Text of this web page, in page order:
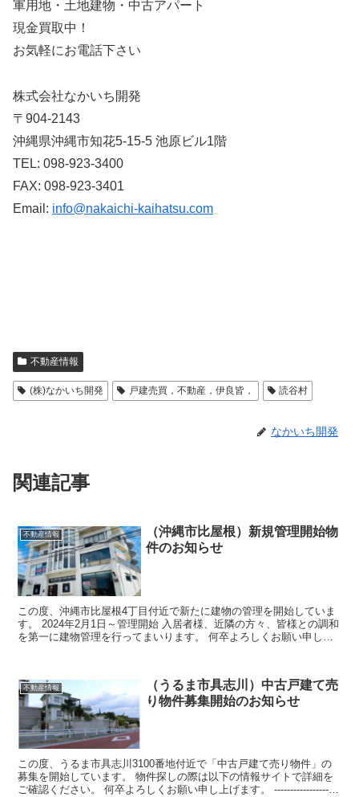
軍用地・土地建物・中古アパート
現金買取中！
お気軽にお電話下さい
株式会社なかいち開発
〒904-2143
沖縄県沖縄市知花5-15-5 池原ビル1階
TEL: 098-923-3400
FAX: 098-923-3401
Email: info@nakaichi-kaihatsu.com
不動産情報
(株)なかいち開発 戸建売買，不動産，伊良皆， 読谷村
なかいち開発
関連記事
不動産情報
（沖縄市比屋根）新規管理開始物
件のお知らせ
この度、沖縄市比屋根4丁目付近で新たに建物の管理を開始していま
す。 2024年2月1日～管理開始 入居者様、近隣の方々、皆様との調和
を第一に建物管理を行ってまいります。 何卒よろしくお願い申し上
不動産情報
（うるま市具志川）中古戸建て売
り物件募集開始のお知らせ
この度、うるま市具志川3100番地付近で「中古戸建て売り物件」の
募集を開始しています。 物件探しの際は以下の情報サイトで詳細を
ご確認ください。 何卒よろしくお願い申し上げます。 --------------------